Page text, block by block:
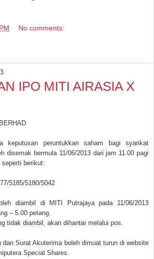
No comments:
IPO MITI AIRASIA X
keputusan peruntukkan saham bagi syarikat
disemak bermula 11/06/2013 dari jam 11.00 pagi
berikut:
5185/5180/5042
diambil di MITI Putrajaya pada 11/06/2013
– 5.00 petang.
tidak diambil, akan dihantar melalui pos.
dan Surat Akuterima boleh dimuat turun di website
Special Shares.